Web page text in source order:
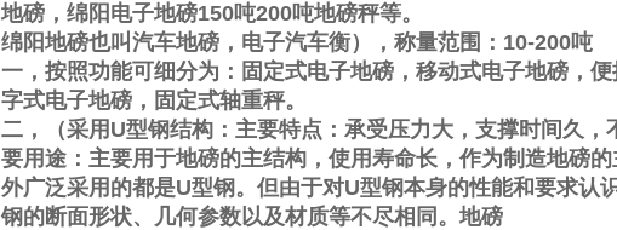
地磅，绵阳电子地磅150吨200吨地磅秤等。
绵阳地磅也叫汽车地磅，电子汽车衡），称量范围： 10-200吨
一，按照功能可细分为：固定式电子地磅，移动式电子地磅，
字式电子地磅，固定式轴重秤。
二，（采用 U型钢结构：主要特点：承受压力大，支撑时间久，
要用途：主要用于地磅的主结构，使用寿命长，作为制造地磅
外广泛采用的都是U型钢。但由于对U型钢本身的性能和要求认
钢的断面形状、几何参数以及材质等不尽相同。地磅